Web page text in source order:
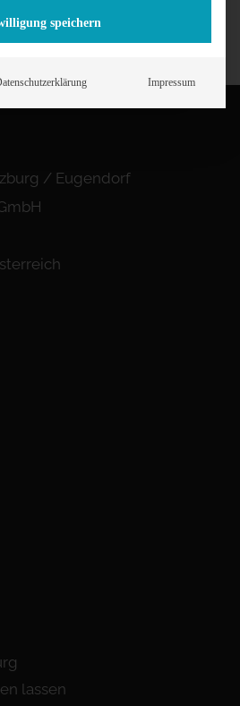
/ Eugendorf
lassen
speichern
Impressum